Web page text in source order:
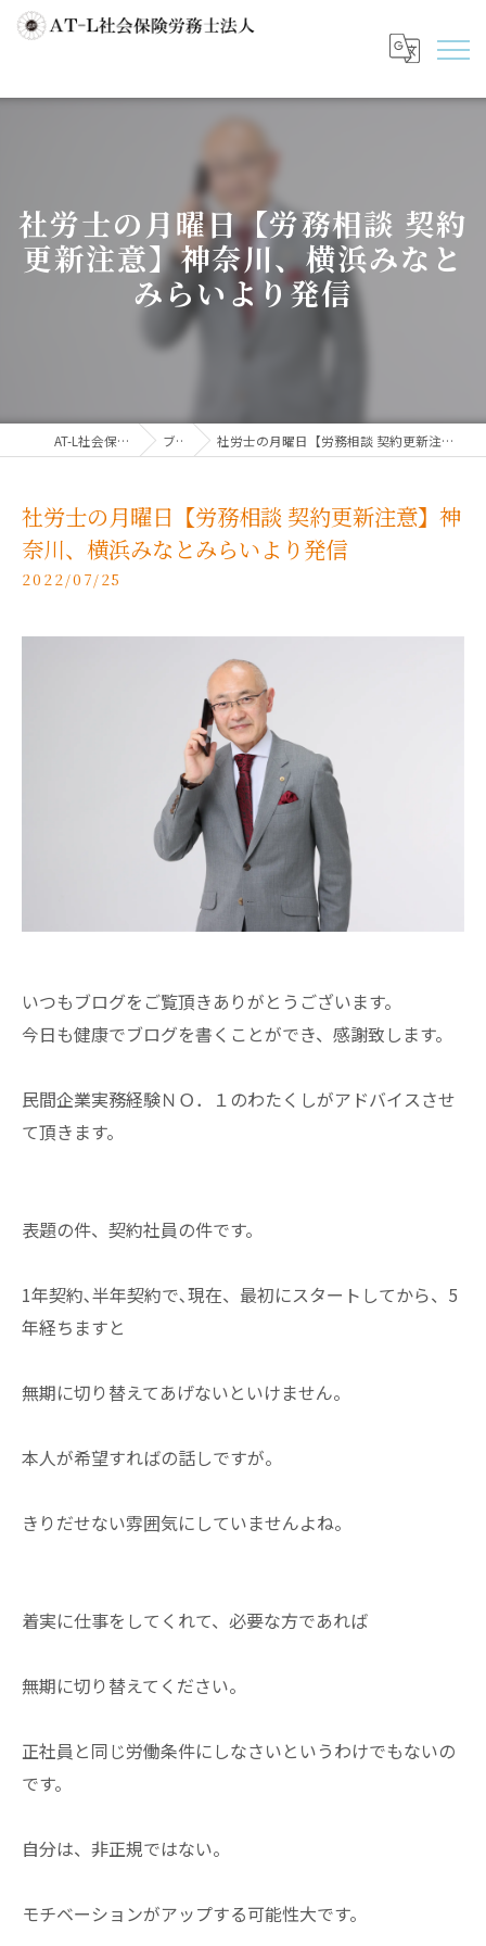
社労士の月曜日【労務相談 契約
更新注意】神奈川、横浜みなと
みらいより発信
AT-L社会保険労務士法人 ブログ 社労士の月曜日【労務相談 契約更新注意】神奈川、横浜みなとみらいより発信
社労士の月曜日【労務相談 契約更新注意】神
奈川、横浜みなとみらいより発信
2022/07/25
いつもブログをご覧頂きありがとうございます。
今日も健康でブログを書くことができ、感謝致します。
民間企業実務経験ＮＯ．１のわたくしがアドバイスさせ
て頂きます。
表題の件、契約社員の件です。
1年契約､半年契約で､現在、最初にスタートしてから、5
年経ちますと
無期に切り替えてあげないといけません。
本人が希望すればの話しですが。
きりだせない雰囲気にしていませんよね。
着実に仕事をしてくれて、必要な方であれば
無期に切り替えてください。
正社員と同じ労働条件にしなさいというわけでもないの
です。
自分は、非正規ではない。
モチベーションがアップする可能性大です。